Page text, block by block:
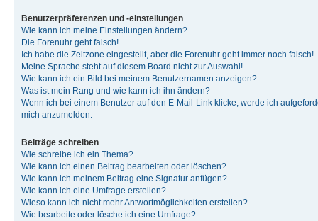
Benutzerpräferenzen und -einstellungen
Wie kann ich meine Einstellungen ändern?
Die Forenuhr geht falsch!
Ich habe die Zeitzone eingestellt, aber die Forenuhr geht immer noch falsch!
Meine Sprache steht auf diesem Board nicht zur Auswahl!
Wie kann ich ein Bild bei meinem Benutzernamen anzeigen?
Was ist mein Rang und wie kann ich ihn ändern?
Wenn ich bei einem Benutzer auf den E-Mail-Link klicke, werde ich
mich anzumelden.
Beiträge schreiben
Wie schreibe ich ein Thema?
Wie kann ich einen Beitrag bearbeiten oder löschen?
Wie kann ich meinem Beitrag eine Signatur anfügen?
Wie kann ich eine Umfrage erstellen?
Wieso kann ich nicht mehr Antwortmöglichkeiten erstellen?
Wie bearbeite oder lösche ich eine Umfrage?